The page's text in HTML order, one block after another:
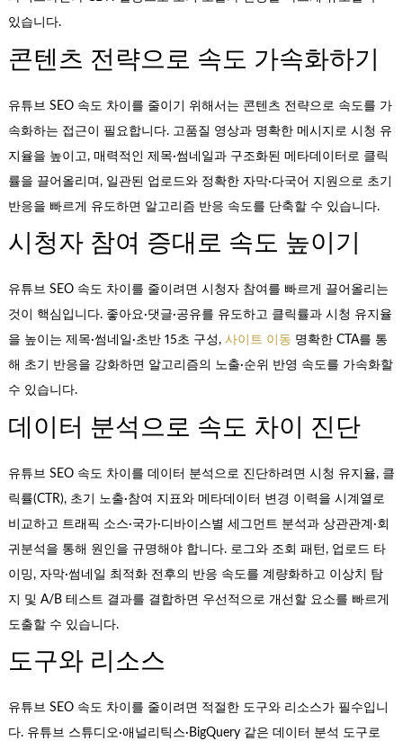
있습니다.
콘텐츠 전략으로 속도 가속화하기
유튜브 SEO 속도 차이를 줄이기 위해서는 콘텐츠 전략으로 속도를 가
속화하는 접근이 필요합니다. 고품질 영상과 명확한 메시지로 시청 유
지율을 높이고, 매력적인 제목·썸네일과 구조화된 메타데이터로 클릭
률을 끌어올리며, 일관된 업로드와 정확한 자막·다국어 지원으로 초기
반응을 빠르게 유도하면 알고리즘 반응 속도를 단축할 수 있습니다.
시청자 참여 증대로 속도 높이기
유튜브 SEO 속도 차이를 줄이려면 시청자 참여를 빠르게 끌어올리는
것이 핵심입니다. 좋아요·댓글·공유를 유도하고 클릭률과 시청 유지율
을 높이는 제목·썸네일·초반 15초 구성, 사이트 이동 명확한 CTA를 통
해 초기 반응을 강화하면 알고리즘의 노출·순위 반영 속도를 가속화할
수 있습니다.
데이터 분석으로 속도 차이 진단
유튜브 SEO 속도 차이를 데이터 분석으로 진단하려면 시청 유지율, 클
릭률(CTR), 초기 노출·참여 지표와 메타데이터 변경 이력을 시계열로
비교하고 트래픽 소스·국가·디바이스별 세그먼트 분석과 상관관계·회
귀분석을 통해 원인을 규명해야 합니다. 로그와 조회 패턴, 업로드 타
이밍, 자막·썸네일 최적화 전후의 반응 속도를 계량화하고 이상치 탐
지 및 A/B 테스트 결과를 결합하면 우선적으로 개선할 요소를 빠르게
도출할 수 있습니다.
도구와 리소스
유튜브 SEO 속도 차이를 줄이려면 적절한 도구와 리소스가 필수입니
다. 유튜브 스튜디오·애널리틱스·BigQuery 같은 데이터 분석 도구로